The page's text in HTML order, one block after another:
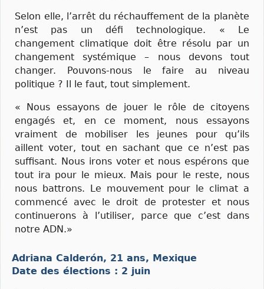
Selon elle, l’arrêt du réchauffement de la planète
n’est pas un défi technologique. « Le
changement climatique doit être résolu par un
changement systémique – nous devons tout
changer. Pouvons-nous le faire au niveau
politique ? Il le faut, tout simplement.
« Nous essayons de jouer le rôle de citoyens
engagés et, en ce moment, nous essayons
vraiment de mobiliser les jeunes pour qu’ils
aillent voter, tout en sachant que ce n’est pas
suffisant. Nous irons voter et nous espérons que
tout ira pour le mieux. Mais pour le reste, nous
nous battrons. Le mouvement pour le climat a
commencé avec le droit de protester et nous
continuerons à l’utiliser, parce que c’est dans
notre ADN.»
Adriana Calderón, 21 ans, Mexique
Date des élections : 2 juin